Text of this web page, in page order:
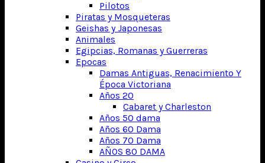
Pilotos
Piratas y Mosqueteras
Geishas y Japonesas
Animales
Egipcias, Romanas y Guerreras
Epocas
Damas Antiguas, Renacimiento Y
Época Victoriana
Años 20
Cabaret y Charleston
Años 50 dama
Años 60 Dama
Años 70 Dama
AÑOS 80 DAMA